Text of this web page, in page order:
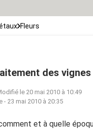
Fleurs
des
le 20 mai 2010 à 10:49
- 23 mai 2010 à 20:35
et à quelle